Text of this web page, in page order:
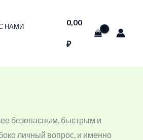
НАМИ
0,00
₽
безопасным, быстрым и
личный вопрос, и именно